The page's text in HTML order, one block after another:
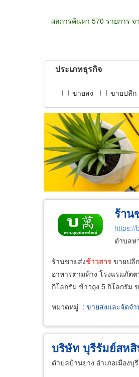
ผลการค้นหา 570 รายการ
ประเภทธุรกิจ
ขายส่ง ขายปลีก
ร้าน
https://
ตำบลห
ร้านขายส่งข้าวสาร ขายปลีก
อาหารตามห้าง โรงแรมภัต
กิโลกรัม ข้าวถุง 5 กิโลกรัม
หมวดหมู่ : ขายส่งและจัดจ
บริษัท บุรีรัมย์สห
ตำบลบ้านยาง อำเภอเมืองบุ